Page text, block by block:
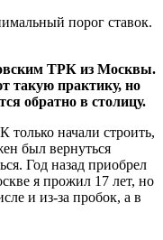
порог ставок.
ТРК из Москвы.
такую практику, но
обратно в столицу.
начали строить,
был вернуться
Год назад приобрел
я прожил 17 лет, но
и из-за пробок, а в